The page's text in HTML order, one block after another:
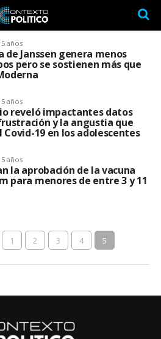
5 años
de Janssen genera menos
pero se sostienen más que
5 años
reveló impactantes datos
y la angustia que
Covid-19 en los adolescentes
5 años
la aprobación de la vacuna
para menores de entre 3 y 11
1 2 3 4 5